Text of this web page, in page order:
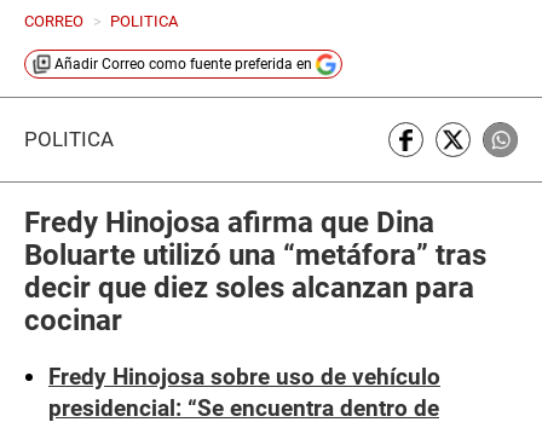
CORREO > POLITICA
Añadir Correo como fuente preferida en
POLÍTICA
Fredy Hinojosa afirma que Dina
Boluarte utilizó una “metáfora” tras
decir que diez soles alcanzan para
cocinar
Fredy Hinojosa sobre uso de vehículo
presidencial: “Se encuentra dentro de